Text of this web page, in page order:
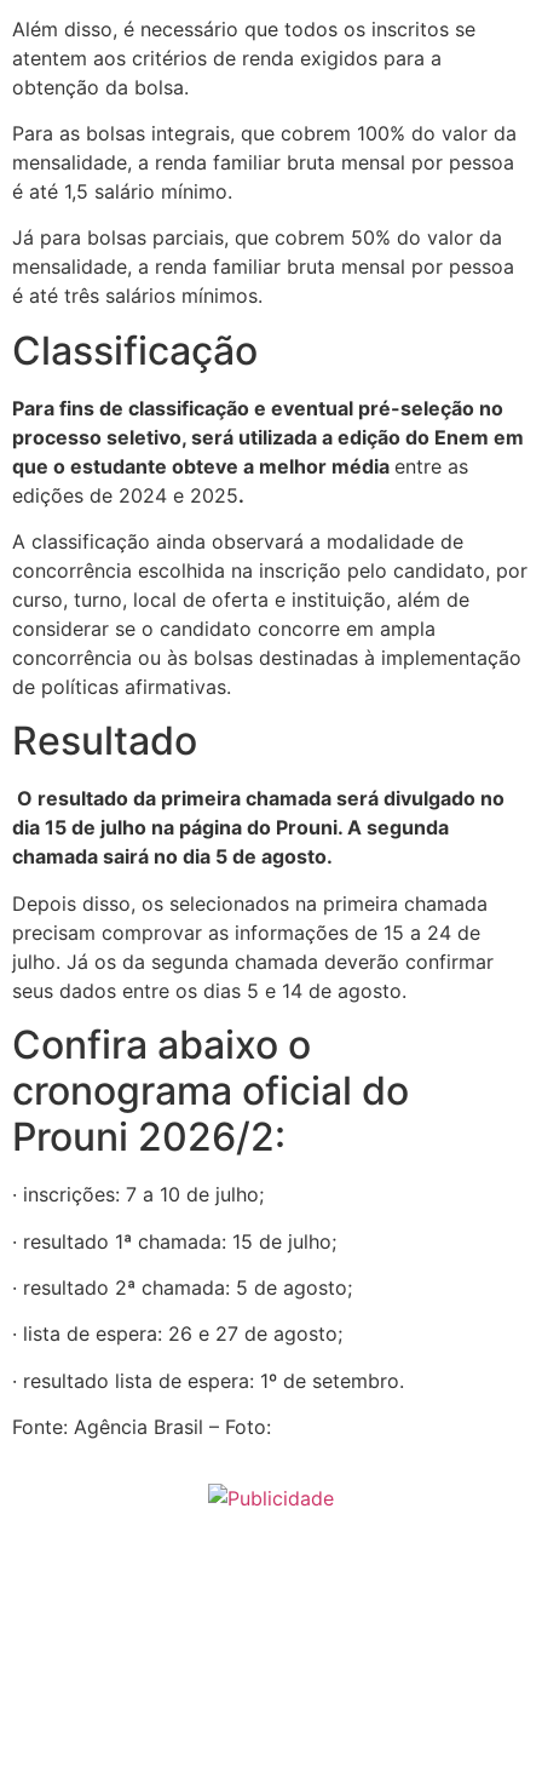
Além disso, é necessário que todos os inscritos se
atentem aos critérios de renda exigidos para a
obtenção da bolsa.
Para as bolsas integrais, que cobrem 100% do valor da
mensalidade, a renda familiar bruta mensal por pessoa
é até 1,5 salário mínimo.
Já para bolsas parciais, que cobrem 50% do valor da
mensalidade, a renda familiar bruta mensal por pessoa
é até três salários mínimos.
Classificação
Para fins de classificação e eventual pré-seleção no
processo seletivo, será utilizada a edição do Enem em
que o estudante obteve a melhor média entre as
edições de 2024 e 2025.
A classificação ainda observará a modalidade de
concorrência escolhida na inscrição pelo candidato, por
curso, turno, local de oferta e instituição, além de
considerar se o candidato concorre em ampla
concorrência ou às bolsas destinadas à implementação
de políticas afirmativas.
Resultado
O resultado da primeira chamada será divulgado no
dia 15 de julho na página do Prouni. A segunda
chamada sairá no dia 5 de agosto.
Depois disso, os selecionados na primeira chamada
precisam comprovar as informações de 15 a 24 de
julho. Já os da segunda chamada deverão confirmar
seus dados entre os dias 5 e 14 de agosto.
Confira abaixo o
cronograma oficial do
Prouni 2026/2:
· inscrições: 7 a 10 de julho;
· resultado 1ª chamada: 15 de julho;
· resultado 2ª chamada: 5 de agosto;
· lista de espera: 26 e 27 de agosto;
· resultado lista de espera: 1º de setembro.
Fonte: Agência Brasil – Foto: